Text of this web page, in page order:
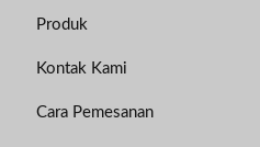
Produk
Kontak Kami
Cara Pemesanan